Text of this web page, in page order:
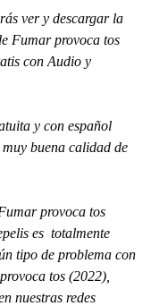
Fumar provoca tos
con Audio y
buena calidad de
es  totalmente
tipo de problema con
tos (2022),
nuestras redes